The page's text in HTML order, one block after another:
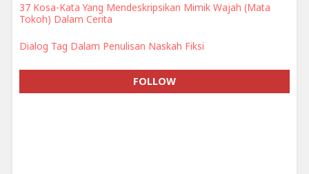
37 Kosa-Kata Yang Mendeskripsikan Mimik Wajah (Mata
Tokoh) Dalam Cerita
Dialog Tag Dalam Penulisan Naskah Fiksi
FOLLOW